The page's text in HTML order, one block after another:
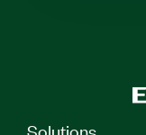
Solutions